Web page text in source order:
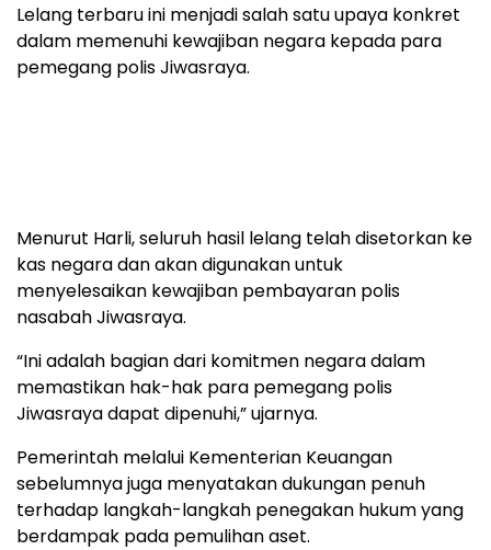
Lelang terbaru ini menjadi salah satu upaya konkret
dalam memenuhi kewajiban negara kepada para
pemegang polis Jiwasraya.
Menurut Harli, seluruh hasil lelang telah disetorkan ke
kas negara dan akan digunakan untuk
menyelesaikan kewajiban pembayaran polis
nasabah Jiwasraya.
“Ini adalah bagian dari komitmen negara dalam
memastikan hak-hak para pemegang polis
Jiwasraya dapat dipenuhi,” ujarnya.
Pemerintah melalui Kementerian Keuangan
sebelumnya juga menyatakan dukungan penuh
terhadap langkah-langkah penegakan hukum yang
berdampak pada pemulihan aset.